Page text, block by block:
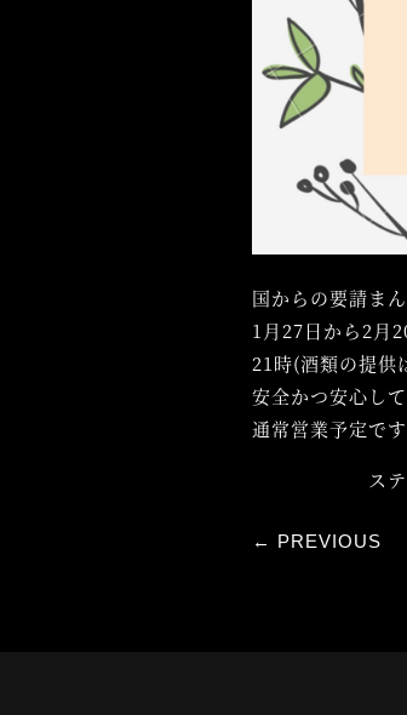
国からの要請ま
1月27日から2月
21時(酒類の提供
安全かつ安心し
通常営業予定で
ステーキ
← PREVIOUS